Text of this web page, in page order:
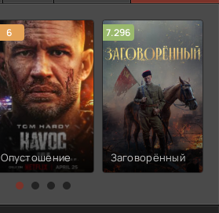
6
Опустошение
7.296
Заговорённый